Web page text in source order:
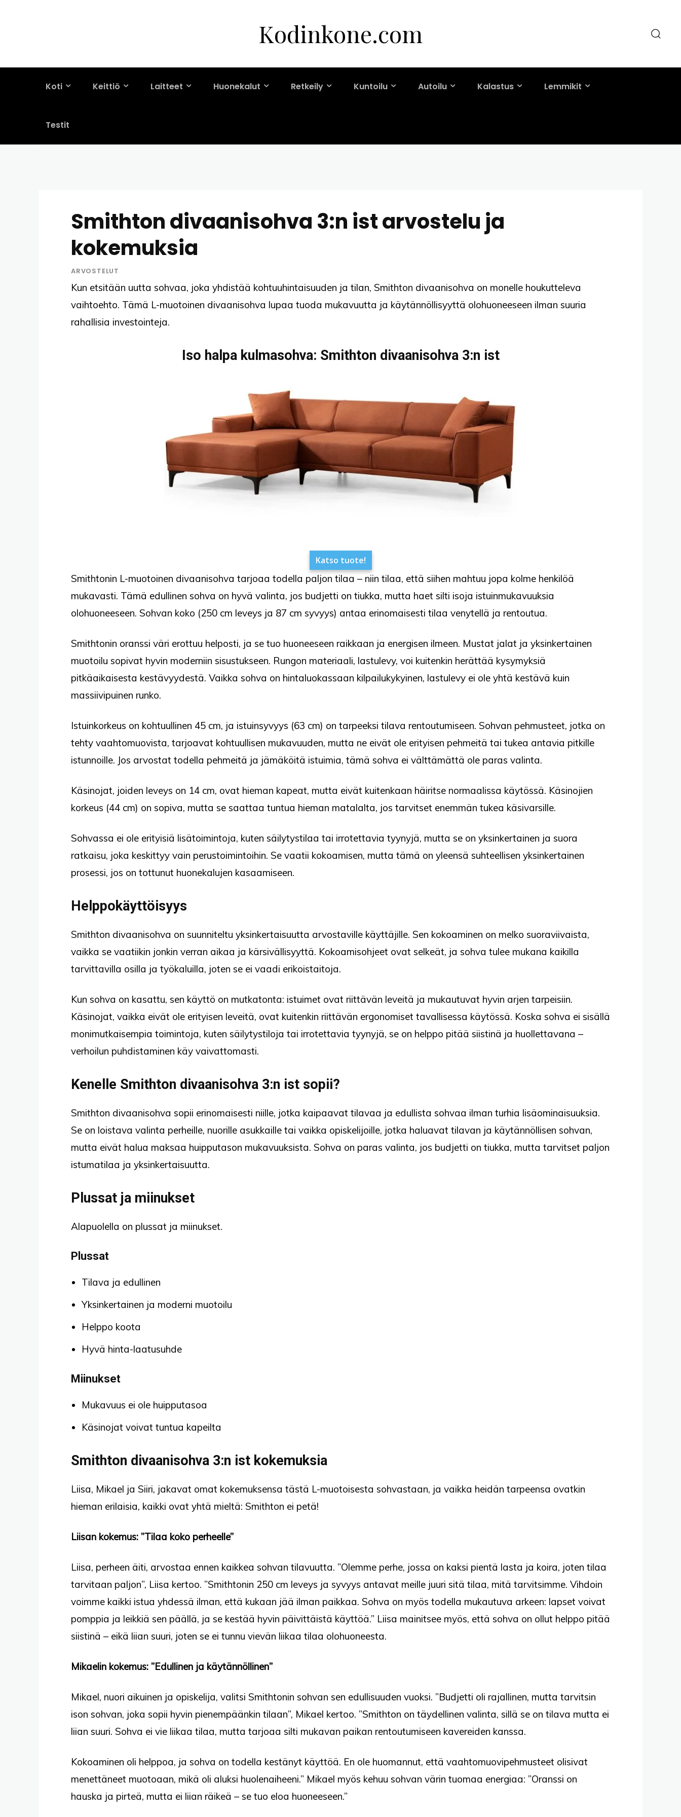
Kodinkone.com
Koti Keittiö Laitteet Huonekalut Retkeily Kuntoilu Autoilu Kalastus Lemmikit
Testit
Smithton divaanisohva 3:n ist arvostelu ja
kokemuksia
ARVOSTELUT
Kun etsitään uutta sohvaa, joka yhdistää kohtuuhintaisuuden ja tilan, Smithton divaanisohva on monelle houkutteleva
vaihtoehto. Tämä L-muotoinen divaanisohva lupaa tuoda mukavuutta ja käytännöllisyyttä olohuoneeseen ilman suuria
rahallisia investointeja.
Iso halpa kulmasohva: Smithton divaanisohva 3:n ist
Katso tuote!
Smithtonin L-muotoinen divaanisohva tarjoaa todella paljon tilaa – niin tilaa, että siihen mahtuu jopa kolme henkilöä
mukavasti. Tämä edullinen sohva on hyvä valinta, jos budjetti on tiukka, mutta haet silti isoja istuinmukavuuksia
olohuoneeseen. Sohvan koko (250 cm leveys ja 87 cm syvyys) antaa erinomaisesti tilaa venytellä ja rentoutua.
Smithtonin oranssi väri erottuu helposti, ja se tuo huoneeseen raikkaan ja energisen ilmeen. Mustat jalat ja yksinkertainen
muotoilu sopivat hyvin moderniin sisustukseen. Rungon materiaali, lastulevy, voi kuitenkin herättää kysymyksiä
pitkäaikaisesta kestävyydestä. Vaikka sohva on hintaluokassaan kilpailukykyinen, lastulevy ei ole yhtä kestävä kuin
massiivipuinen runko.
Istuinkorkeus on kohtuullinen 45 cm, ja istuinsyvyys (63 cm) on tarpeeksi tilava rentoutumiseen. Sohvan pehmusteet, jotka on
tehty vaahtomuovista, tarjoavat kohtuullisen mukavuuden, mutta ne eivät ole erityisen pehmeitä tai tukea antavia pitkille
istunnoille. Jos arvostat todella pehmeitä ja jämäköitä istuimia, tämä sohva ei välttämättä ole paras valinta.
Käsinojat, joiden leveys on 14 cm, ovat hieman kapeat, mutta eivät kuitenkaan häiritse normaalissa käytössä. Käsinojien
korkeus (44 cm) on sopiva, mutta se saattaa tuntua hieman matalalta, jos tarvitset enemmän tukea käsivarsille.
Sohvassa ei ole erityisiä lisätoimintoja, kuten säilytystilaa tai irrotettavia tyynyjä, mutta se on yksinkertainen ja suora
ratkaisu, joka keskittyy vain perustoimintoihin. Se vaatii kokoamisen, mutta tämä on yleensä suhteellisen yksinkertainen
prosessi, jos on tottunut huonekalujen kasaamiseen.
Helppokäyttöisyys
Smithton divaanisohva on suunniteltu yksinkertaisuutta arvostaville käyttäjille. Sen kokoaminen on melko suoraviivaista,
vaikka se vaatiikin jonkin verran aikaa ja kärsivällisyyttä. Kokoamisohjeet ovat selkeät, ja sohva tulee mukana kaikilla
tarvittavilla osilla ja työkaluilla, joten se ei vaadi erikoistaitoja.
Kun sohva on kasattu, sen käyttö on mutkatonta: istuimet ovat riittävän leveitä ja mukautuvat hyvin arjen tarpeisiin.
Käsinojat, vaikka eivät ole erityisen leveitä, ovat kuitenkin riittävän ergonomiset tavallisessa käytössä. Koska sohva ei sisällä
monimutkaisempia toimintoja, kuten säilytystiloja tai irrotettavia tyynyjä, se on helppo pitää siistinä ja huollettavana –
verhoilun puhdistaminen käy vaivattomasti.
Kenelle Smithton divaanisohva 3:n ist sopii?
Smithton divaanisohva sopii erinomaisesti niille, jotka kaipaavat tilavaa ja edullista sohvaa ilman turhia lisäominaisuuksia.
Se on loistava valinta perheille, nuorille asukkaille tai vaikka opiskelijoille, jotka haluavat tilavan ja käytännöllisen sohvan,
mutta eivät halua maksaa huipputason mukavuuksista. Sohva on paras valinta, jos budjetti on tiukka, mutta tarvitset paljon
istumatilaa ja yksinkertaisuutta.
Plussat ja miinukset
Alapuolella on plussat ja miinukset.
Plussat
Tilava ja edullinen
Yksinkertainen ja moderni muotoilu
Helppo koota
Hyvä hinta-laatusuhde
Miinukset
Mukavuus ei ole huipputasoa
Käsinojat voivat tuntua kapeilta
Smithton divaanisohva 3:n ist kokemuksia
Liisa, Mikael ja Siiri, jakavat omat kokemuksensa tästä L-muotoisesta sohvastaan, ja vaikka heidän tarpeensa ovatkin
hieman erilaisia, kaikki ovat yhtä mieltä: Smithton ei petä!
Liisan kokemus: ”Tilaa koko perheelle”
Liisa, perheen äiti, arvostaa ennen kaikkea sohvan tilavuutta. ”Olemme perhe, jossa on kaksi pientä lasta ja koira, joten tilaa
tarvitaan paljon”, Liisa kertoo. ”Smithtonin 250 cm leveys ja syvyys antavat meille juuri sitä tilaa, mitä tarvitsimme. Vihdoin
voimme kaikki istua yhdessä ilman, että kukaan jää ilman paikkaa. Sohva on myös todella mukautuva arkeen: lapset voivat
pomppia ja leikkiä sen päällä, ja se kestää hyvin päivittäistä käyttöä.” Liisa mainitsee myös, että sohva on ollut helppo pitää
siistinä – eikä liian suuri, joten se ei tunnu vievän liikaa tilaa olohuoneesta.
Mikaelin kokemus: ”Edullinen ja käytännöllinen”
Mikael, nuori aikuinen ja opiskelija, valitsi Smithtonin sohvan sen edullisuuden vuoksi. ”Budjetti oli rajallinen, mutta tarvitsin
ison sohvan, joka sopii hyvin pienempäänkin tilaan”, Mikael kertoo. ”Smithton on täydellinen valinta, sillä se on tilava mutta ei
liian suuri. Sohva ei vie liikaa tilaa, mutta tarjoaa silti mukavan paikan rentoutumiseen kavereiden kanssa.
Kokoaminen oli helppoa, ja sohva on todella kestänyt käyttöä. En ole huomannut, että vaahtomuovipehmusteet olisivat
menettäneet muotoaan, mikä oli aluksi huolenaiheeni.” Mikael myös kehuu sohvan värin tuomaa energiaa: ”Oranssi on
hauska ja pirteä, mutta ei liian räikeä – se tuo eloa huoneeseen.”